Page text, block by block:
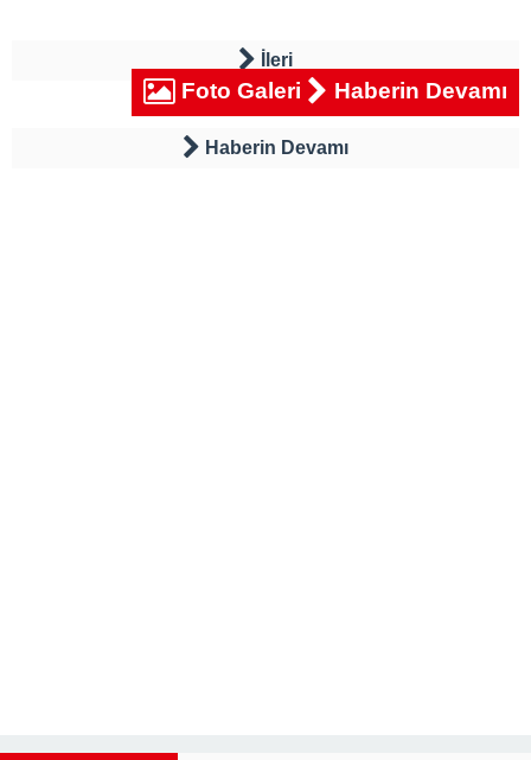
İleri
Foto Galeri Haberin Devamı
Haberin Devamı